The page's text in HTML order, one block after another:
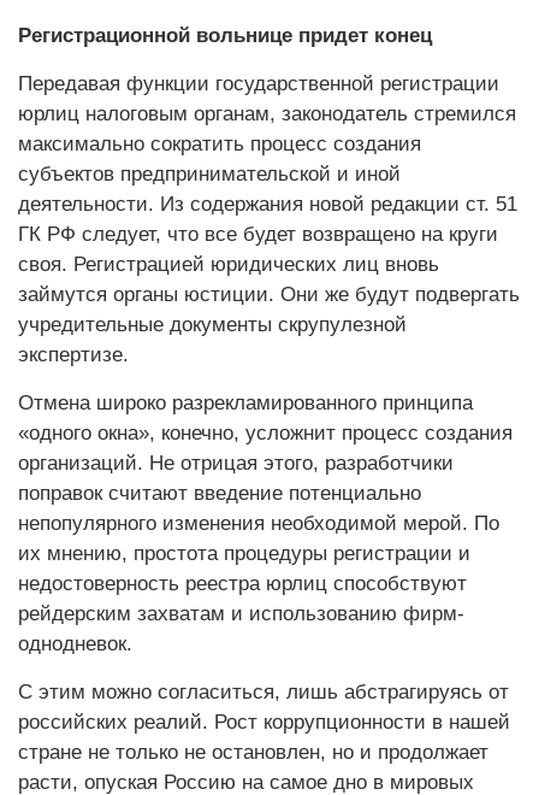
Регистрационной вольнице придет конец
Передавая функции государственной регистрации
юрлиц налоговым органам, законодатель стремился
максимально сократить процесс создания
субъектов предпринимательской и иной
деятельности. Из содержания новой редакции ст. 51
ГК РФ следует, что все будет возвращено на круги
своя. Регистрацией юридических лиц вновь
займутся органы юстиции. Они же будут подвергать
учредительные документы скрупулезной
экспертизе.
Отмена широко разрекламированного принципа
«одного окна», конечно, усложнит процесс создания
организаций. Не отрицая этого, разработчики
поправок считают введение потенциально
непопулярного изменения необходимой мерой. По
их мнению, простота процедуры регистрации и
недостоверность реестра юрлиц способствуют
рейдерским захватам и использованию фирм-
однодневок.
С этим можно согласиться, лишь абстрагируясь от
российских реалий. Рост коррупционности в нашей
стране не только не остановлен, но и продолжает
расти, опуская Россию на самое дно в мировых